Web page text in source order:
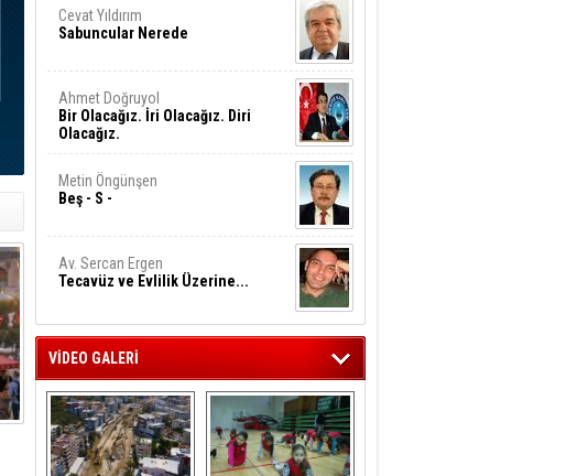
Cevat Yıldırım
Sabuncular Nerede
Ahmet Doğruyol
Bir Olacağız. İri Olacağız. Diri
Olacağız.
Metin Öngünşen
Beş - S -
Av. Sercan Ergen
Tecavüz ve Evlilik Üzerine...
VİDEO GALERİ